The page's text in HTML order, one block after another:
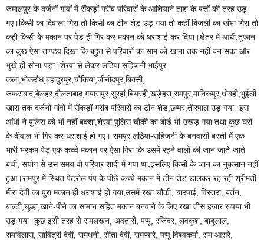
जमालपुर के दर्जनों गांवों में सैंकड़ों गरीब परिवारों के आशियाने ताश के पत्तों की तरह उड़
गए।किसी का दिवाला गिरा तो किसी का टीन शेड उड़ गया तो कहीं बिजली का खंभा गिरा तो
कहीं किसी के मकान पर पेड़ ही गिर कर मकान को धराशाई कर दिया।क्षेत्र में आंधी,तुफान
का कुछ ऐसा ताण्डव दिखा कि बहुत से परिवारों का साम को खाना तक नहीं बन सका और
भूखे ही सोना पड़ा।शेरवां से लेकर लठिया सहिजनी,भाईपुर
कलां,भोकरौध,बहादुरपुर,चौकियां,जीनोदपुर,बिक्सी,
जफराबाद,बेलहर,दौलताबाद,गयासपुर,सुरहां,बियरही,खड़ेहरा,रामपुर,मानिकपुर,धोबही,भुईली
खास तक दर्जनों गांवों में सैंकड़ों गरीब परिवारों का टीन शेड,छप्पर,तीरपाल उड़ गया।इस
आंधी ने पुलिस को भी नहीं बक्शा,शेरवां पुलिस चौकी का बोर्ड भी उखड़ गया तथा कुछ घरों
के दीवाल भी गिर कर धराशाई हो गए। रामपुर लठिया-सहिजनी के बनवासी बस्ती में एक
भारी भरकम पेड़ एक कच्चे मकान पर ऐसा गिरा कि उसमें रहने वालों की जान जाते-जाते
बची, संयोग से उस समय वो परिवार शादी में गया था,इसलिए किसी के जान का नुक़सान नहीं
हुआ।रामपुर में स्थित पेट्रोल पंप के पीछे कच्चे मकान में टीन शेड डालकर रह रही श्रीमती
मीरा देवी का पुरा मकान ही धराशाई हो गया,उसमें रखा चौकी, चारपाई, विस्तरा, बर्तन,
बाल्टी,चुल्हा,खाने-पीने का सामान सहित मकान बनवाने के लिए रखा तीस हजार रूपया भी
उड़ गया।कुछ इसी तरह से रामलखन, अवतारी, पप्पू, रजिंदर, लवकुश, बाबुलाल,
रामविलास, सावित्री देवी, रामधनी, सीता देवी, रामप्यारे, पप्पू विश्वकर्मा, राम आसरे,